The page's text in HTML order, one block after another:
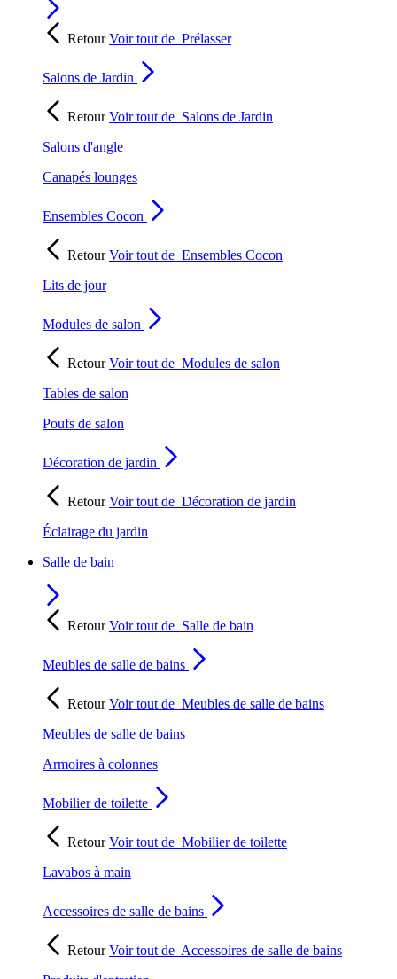
RetourVoir tout de Prélasser
Salons de Jardin
RetourVoir tout de Salons de Jardin
Salons d'angle
Canapés lounges
Ensembles Cocon
RetourVoir tout de Ensembles Cocon
Lits de jour
Modules de salon
RetourVoir tout de Modules de salon
Tables de salon
Poufs de salon
Décoration de jardin
RetourVoir tout de Décoration de jardin
Éclairage du jardin
Salle de bain
RetourVoir tout de Salle de bain
Meubles de salle de bains
RetourVoir tout de Meubles de salle de bains
Meubles de salle de bains
Armoires à colonnes
Mobilier de toilette
RetourVoir tout de Mobilier de toilette
Lavabos à main
Accessoires de salle de bains
RetourVoir tout de Accessoires de salle de bains